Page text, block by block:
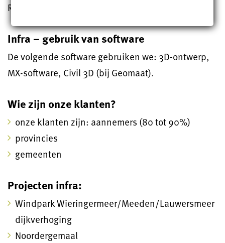
Revit, AutoCad en Navisworks en Autodesk Glue.
Infra – gebruik van software
De volgende software gebruiken we: 3D-ontwerp,
MX-software, Civil 3D (bij Geomaat).
Wie zijn onze klanten?
onze klanten zijn: aannemers (80 tot 90%)
provincies
gemeenten
Projecten infra:
Windpark Wieringermeer/Meeden/Lauwersmeer
dijkverhoging
Noordergemaal